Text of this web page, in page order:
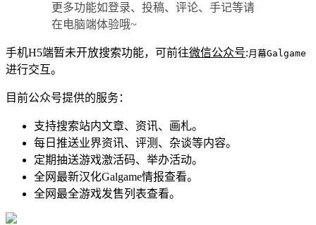
更多功能如登录、投稿、评论、手记等请
在电脑端体验哦~
手机H5端暂未开放搜索功能，可前往微信公众号: 月幕Galgame
进行交互。
目前公众号提供的服务：
支持搜索站内文章、资讯、画札。
每日推送业界资讯、评测、杂谈等内容。
定期抽送游戏激活码、举办活动。
全网最新汉化Galgame情报查看。
全网最全游戏发售列表查看。